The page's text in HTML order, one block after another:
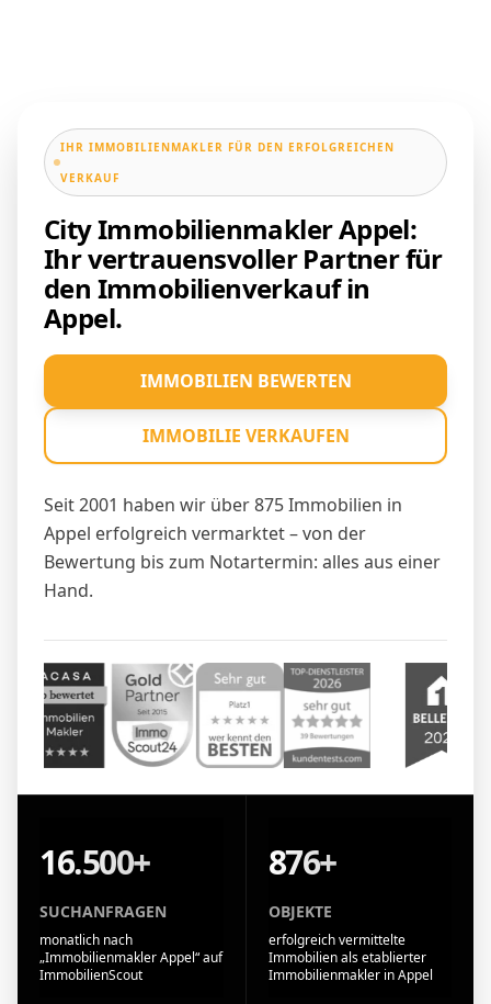
IHR IMMOBILIENMAKLER FÜR DEN ERFOLGREICHEN
VERKAUF
City Immobilienmakler Appel:
Ihr vertrauensvoller Partner für
den Immobilienverkauf in
Appel.
Seit 2001 haben wir über 875 Immobilien in
Appel erfolgreich vermarktet – von der
Bewertung bis zum Notartermin: alles aus einer
Hand.
IMMOBILIEN BEWERTEN
IMMOBILIE VERKAUFEN
16.500+
SUCHANFRAGEN
monatlich nach
„Immobilienmakler Appel“ auf
ImmobilienScout
876+
OBJEKTE
erfolgreich vermittelte
Immobilien als etablierter
Immobilienmakler in Appel